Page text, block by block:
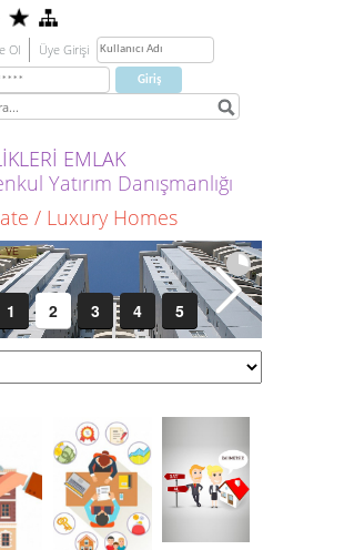
Ol Üye Girişi
EMLAK
Yatırım Danışmanlığı
/ Luxury Homes
1 2 3 4 5